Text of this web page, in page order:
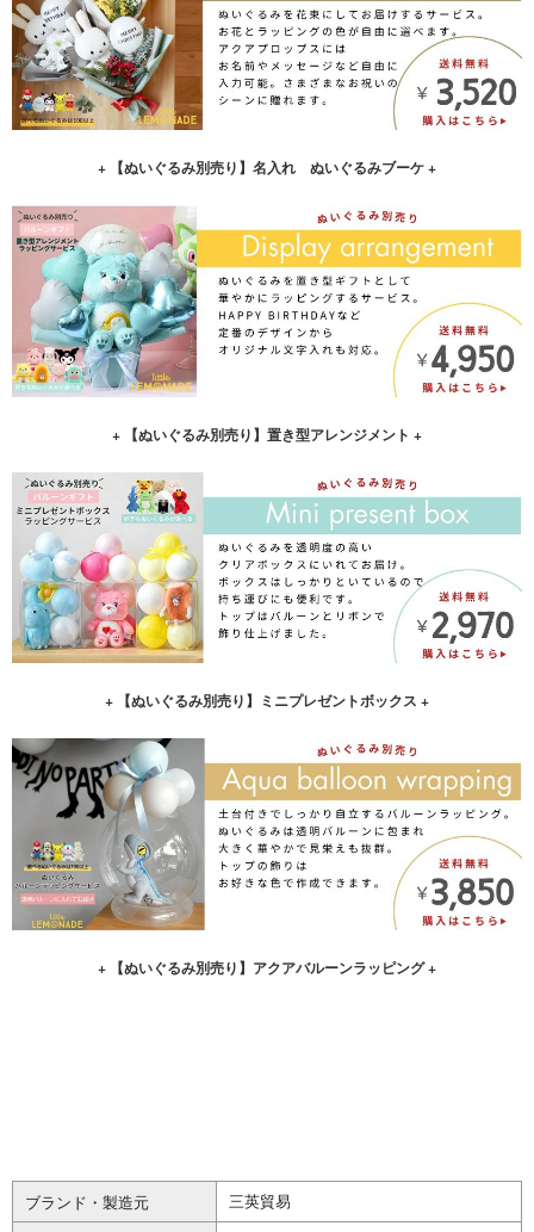
+ 【ぬいぐるみ別売り】名入れ ぬいぐるみブーケ +
+ 【ぬいぐるみ別売り】置き型アレンジメント +
+ 【ぬいぐるみ別売り】ミニプレゼントボックス +
+ 【ぬいぐるみ別売り】アクアバルーンラッピング +
ブランド・製造元
三英貿易